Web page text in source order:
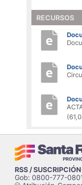
RECURSOS
RSS /
Gob: 0800-777-